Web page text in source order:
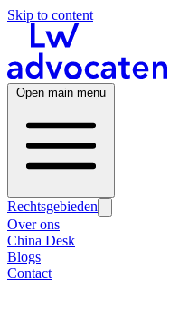
Skip to content
Open main menu
Rechtsgebieden
Over ons
China Desk
Blogs
Contact